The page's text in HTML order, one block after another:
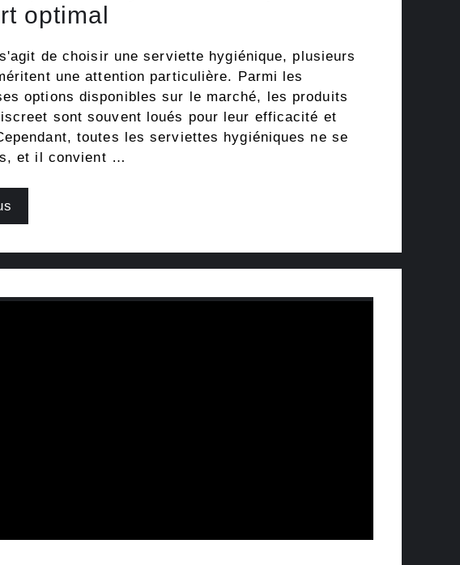
optimal
de choisir une serviette hygiénique, plusieurs
une attention particulière. Parmi les
options disponibles sur le marché, les produits
sont souvent loués pour leur efficacité et
toutes les serviettes hygiéniques ne se
et il convient …